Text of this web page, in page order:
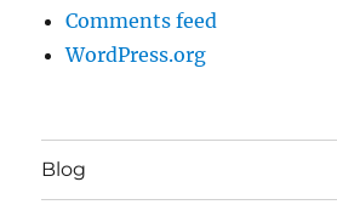
Comments feed
WordPress.org
Blog